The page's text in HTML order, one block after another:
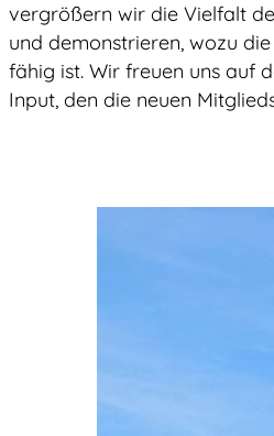
vergrößern wir die Vielfalt
und demonstrieren, wozu
fähig ist. Wir freuen uns auf
Input, den die neuen